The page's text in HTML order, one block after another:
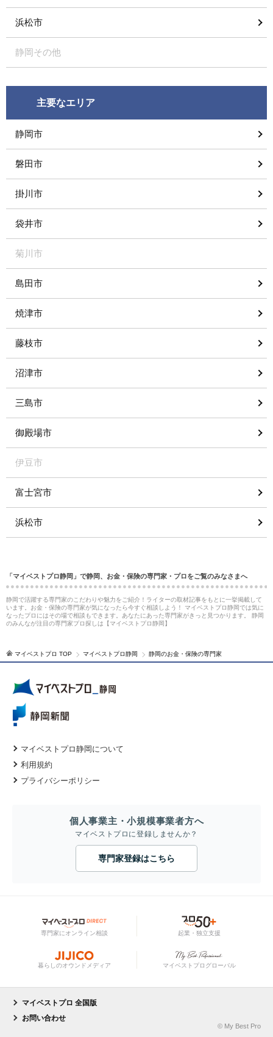
浜松市
静岡その他
主要なエリア
静岡市
磐田市
掛川市
袋井市
菊川市
島田市
焼津市
藤枝市
沼津市
三島市
御殿場市
伊豆市
富士宮市
浜松市
「マイベストプロ静岡」で静岡、お金・保険の専門家・プロをご覧のみなさまへ
静岡で活躍する専門家のこだわりや魅力をご紹介！ライターの取材記事をもとに一挙掲載して
います。お金・保険の専門家が気になったら今すぐ相談しよう！ マイベストプロ静岡では気に
なったプロにはその場で相談もできます。あなたにあった専門家がきっと見つかります。 静岡
のみんなが注目の専門家プロ探しは【マイベストプロ静岡】
マイベストプロ TOP マイベストプロ静岡 静岡のお金・保険の専門家
マイベストプロ静岡について
利用規約
プライバシーポリシー
個人事業主・小規模事業者方へ
マイベストプロに登録しませんか？
専門家登録はこちら
専門家にオンライン相談 起業・独立支援
暮らしのオウンドメディア マイベストプログローバル
マイベストプロ 全国版
お問い合わせ
© My Best Pro